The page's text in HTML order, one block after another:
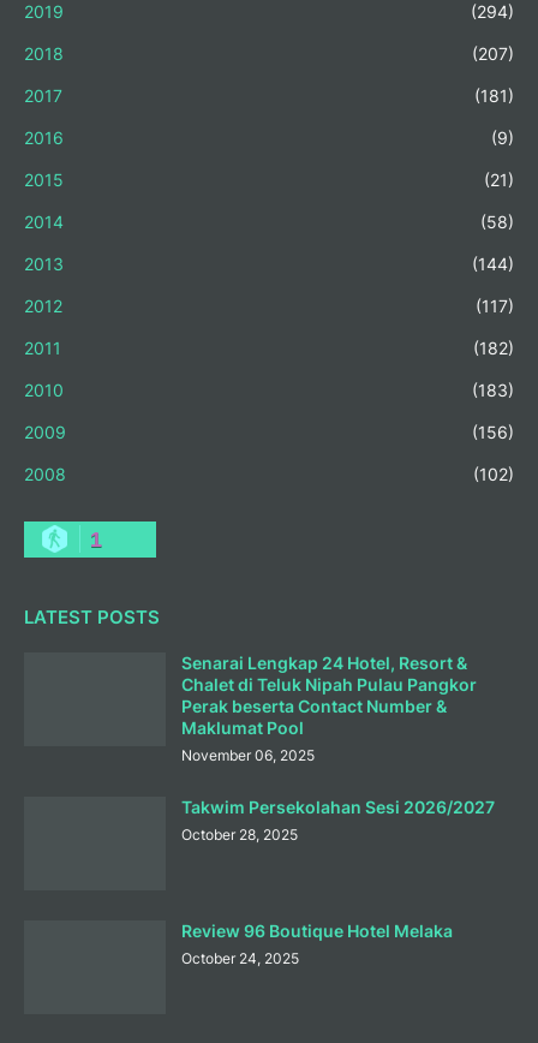
2019 (294)
2018 (207)
2017 (181)
2016 (9)
2015 (21)
2014 (58)
2013 (144)
2012 (117)
2011 (182)
2010 (183)
2009 (156)
2008 (102)
1
LATEST POSTS
Senarai Lengkap 24 Hotel, Resort &
Chalet di Teluk Nipah Pulau Pangkor
Perak beserta Contact Number &
Maklumat Pool
November 06, 2025
Takwim Persekolahan Sesi 2026/2027
October 28, 2025
Review 96 Boutique Hotel Melaka
October 24, 2025